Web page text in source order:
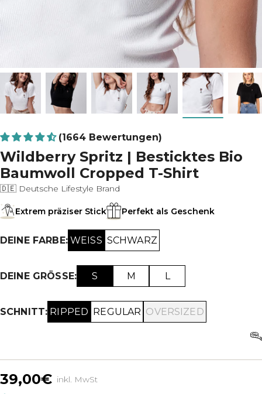
(1664 Bewertungen)
Wildberry Spritz | Besticktes Bio
Baumwoll Cropped T-Shirt
🇩🇪 Deutsche Lifestyle Brand
Extrem präziser Stick Perfekt als Geschenk
DEINE FARBE: WEISS SCHWARZ
DEINE GRÖSSE: S M L
SCHNITT: RIPPED REGULAR OVERSIZED
39,00€ inkl. MwSt